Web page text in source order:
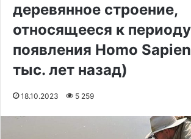
деревянное строение,
относящееся к
появления Homo
тыс. лет назад)
18.10.2023 5 259